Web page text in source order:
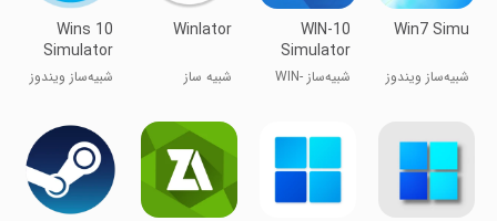
Win7 Simu
شبیه‌ساز ویندوز
WIN-10
Simulator
شبیه‌ساز WIN-
Winlator
شبیه ساز
Wins 10
Simulator
شبیه‌ساز ویندوز